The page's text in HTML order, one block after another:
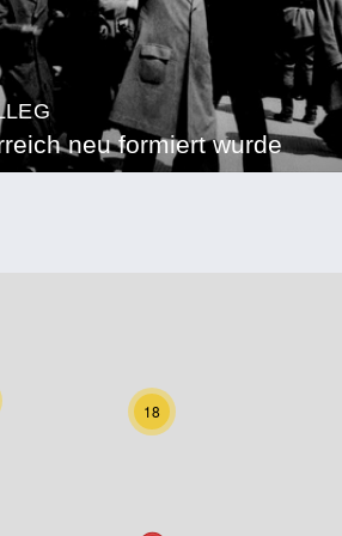
neu formiert wurde
18